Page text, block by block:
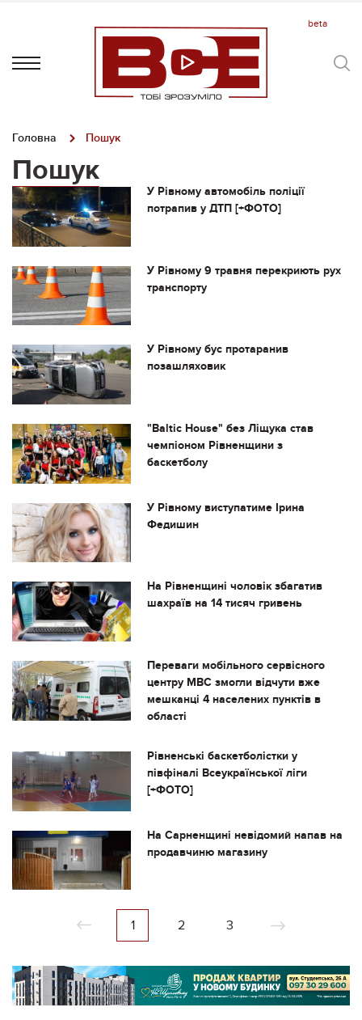
Головна Пошук
Пошук
У Рівному автомобіль поліції
потрапив у ДТП [+ФОТО]
У Рівному 9 травня перекриють рух
транспорту
У Рівному бус протаранив
позашляховик
"Baltic House" без Ліщука став
чемпіоном Рівненщини з
баскетболу
У Рівному виступатиме Ірина
Федишин
На Рівненщині чоловік збагатив
шахраїв на 14 тисяч гривень
Переваги мобільного сервісного
центру МВС змогли відчути вже
мешканці 4 населених пунктів в
області
Рівненські баскетболістки у
півфіналі Всеукраїнської ліги
[+ФОТО]
На Сарненщині невідомий напав на
продавчиню магазину
1 2 3